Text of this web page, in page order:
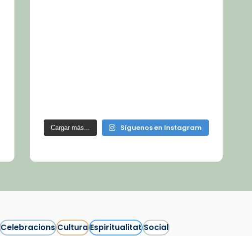
Cargar más... Síguenos en Instagram
CelebracionsCulturaEspiritualitatSocial